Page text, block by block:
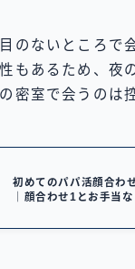
のないところで
もあるため、夜
密室で会うのは
初めてのパパ活顔合わ
｜顔合わせ1とお手当